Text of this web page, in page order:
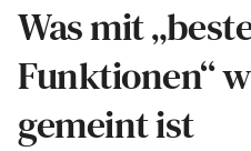
Was mit
Funktionen“
gemeint ist